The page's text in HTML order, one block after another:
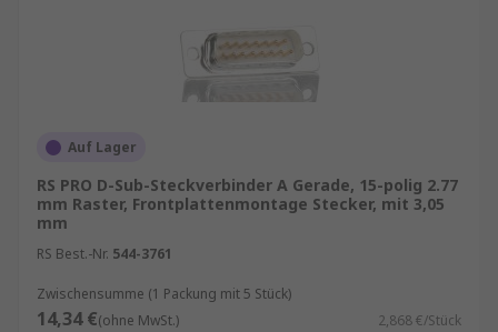
Auf Lager
RS PRO D-Sub-Steckverbinder A Gerade, 15-polig 2.77
mm Raster, Frontplattenmontage Stecker, mit 3,05
mm
RS Best.-Nr. 544-3761
Zwischensumme (1 Packung mit 5 Stück)
14,34 €(ohne MwSt.) 2,868 €/Stück